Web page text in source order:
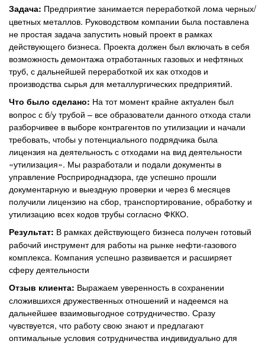
Задача: Предприятие занимается переработкой лома черных/
цветных металлов. Руководством компании была поставлена
не простая задача запустить новый проект в рамках
действующего бизнеса. Проекта должен был включать в себя
возможность демонтажа отработанных газовых и нефтяных
труб, с дальнейшей переработкой их как отходов и
производства сырья для металлургических предприятий.
Что было сделано: На тот момент крайне актуален был
вопрос с б/у трубой – все образователи данного отхода стали
разборчивее в выборе контрагентов по утилизации и начали
требовать, чтобы у потенциального подрядчика была
лицензия на деятельность с отходами на вид деятельности
«утилизация». Мы разработали и подали документы в
управление Росприроднадзора, где успешно прошли
документарную и выездную проверки и через 6 месяцев
получили лицензию на сбор, транспортирование, обработку и
утилизацию всех кодов трубы согласно ФККО.
Результат: В рамках действующего бизнеса получен готовый
рабочий инструмент для работы на рынке нефти-газового
комплекса. Компания успешно развивается и расширяет
сферу деятельности
Отзыв клиента: Выражаем уверенность в сохранении
сложившихся дружественных отношений и надеемся на
дальнейшее взаимовыгодное сотрудничество. Сразу
чувствуется, что работу свою знают и предлагают
оптимальные условия сотрудничества индивидуально для